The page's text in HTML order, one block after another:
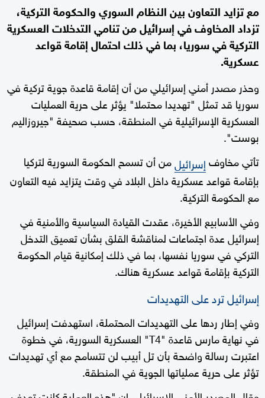
مع تزايد التعاون بين النظام السوري والحكومة التركية،
تزداد المخاوف في إسرائيل من تنامي التدخلات العسكرية
التركية في سوريا، بما في ذلك احتمال إقامة قواعد
عسكرية.
وحذر مصدر أمني إسرائيلي من أن إقامة قاعدة جوية تركية في
سوريا قد تمثل "تهديدا محتملا" يؤثر على حرية العمليات
العسكرية الإسرائيلية في المنطقة، حسب صحيفة "جيروزاليم
بوست".
تأتي مخاوفإسرائيلمن أن تسمح الحكومة السورية لتركيا
بإقامة قواعد عسكرية داخل البلاد في وقت يتزايد فيه التعاون
مع الحكومة التركية.
وفي الأسابيع الأخيرة، عقدت القيادة السياسية والأمنية في
إسرائيل عدة اجتماعات لمناقشة القلق بشأن تعميق التدخل
التركي في سوريا نفسها، بما في ذلك إمكانية قيام الحكومة
التركية بإقامة قواعد عسكرية هناك.
إسرائيل ترد على التهديدات
وفي إطار ردها على التهديدات المحتملة، استهدفت إسرائيل
في نهاية مارس قاعدة "T4" العسكرية السورية، في خطوة
اعتبرت رسالة واضحة بأن تل أبيب لن تتسامح مع أي تهديدات
تؤثر على حرية عملياتها الجوية في المنطقة.